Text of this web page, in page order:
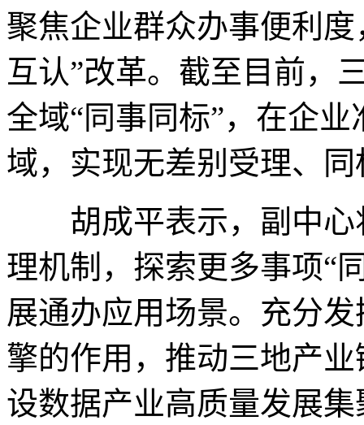
聚焦企业群众办事便利
互认”改革。截至目前，
全域“同事同标”，在企
域，实现无差别受理、
胡成平表示，副中心
理机制，探索更多事项“
展通办应用场景。充分
擎的作用，推动三地产
设数据产业高质量发展